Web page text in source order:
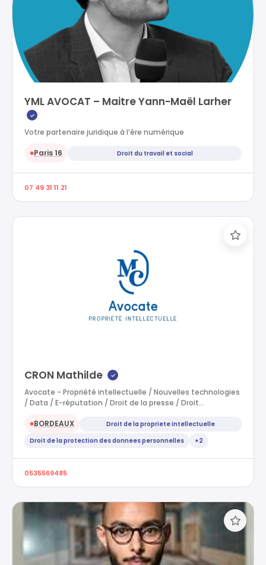
YML AVOCAT – Maitre Yann-Maël Larher
✓
Votre partenaire juridique à l’ère numérique
●Paris 16 Droit du travail et social
07 49 31 11 21
CRON Mathilde ✓
Avocate - Propriété intellectuelle / Nouvelles technologies
/ Data / E-réputation / Droit de la presse / Droit…
●BORDEAUX
Droit de la propriete intellectuelle
Droit de la protection des donnees personnelles
+2
0535569485